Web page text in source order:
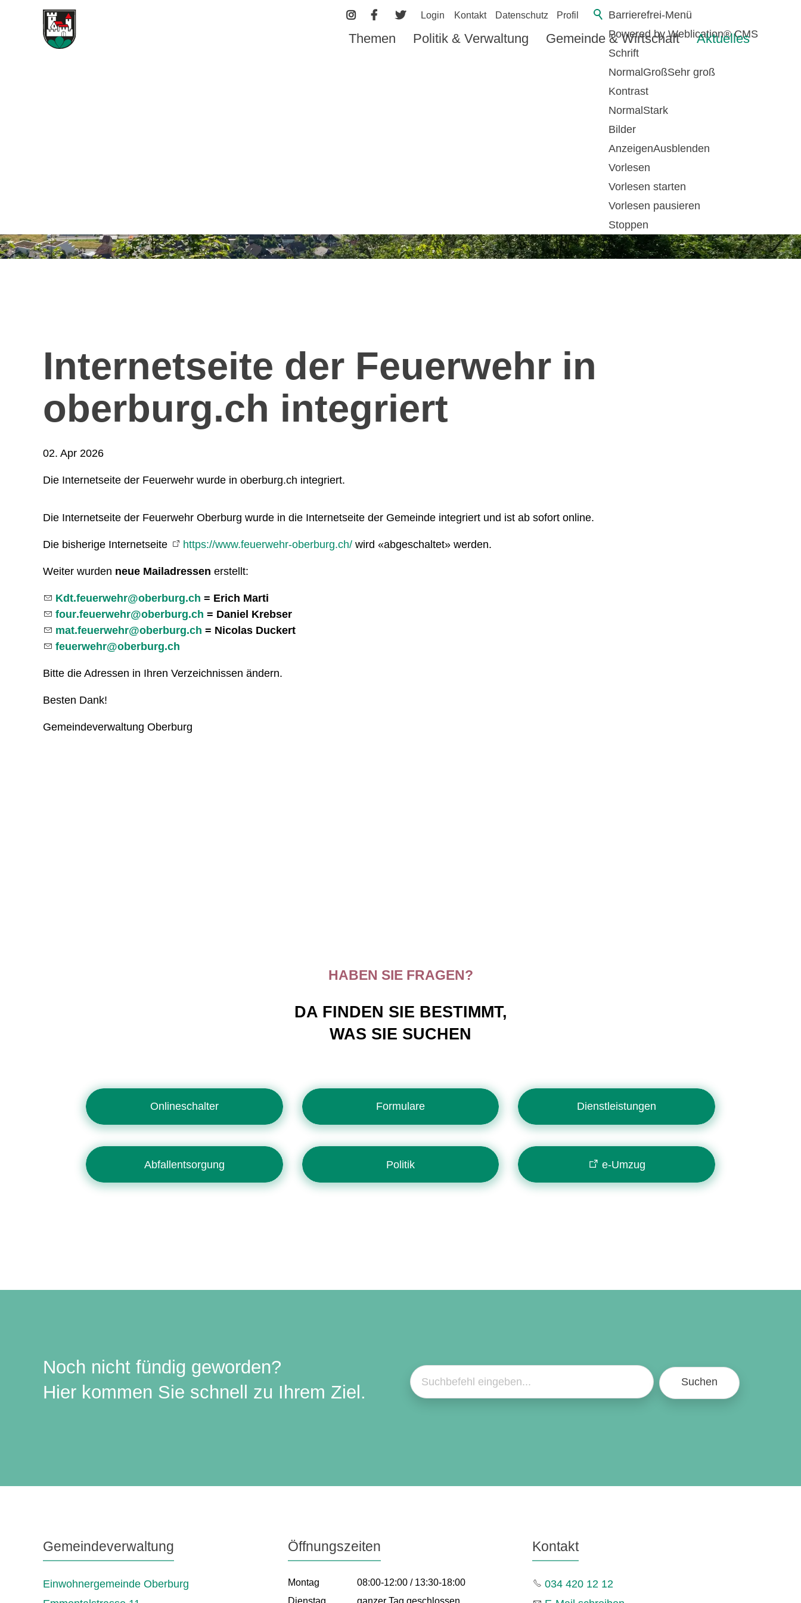
Barrierefrei-Menü
Powered by Weblication® CMS
Schrift
Normal GroßSehr groß
Kontrast
Normal Stark
Bilder
AnzeigenAusblenden
Vorlesen
Vorlesen starten
Vorlesen pausieren
Stoppen
Kontakt Datenschutz Profil
Login
Themen Politik & Verwaltung Gemeinde & Wirtschaft Aktuelles
Internetseite der Feuerwehr in
oberburg.ch integriert
02. Apr 2026
Die Internetseite der Feuerwehr wurde in oberburg.ch integriert.
Die Internetseite der Feuerwehr Oberburg wurde in die Internetseite der Gemeinde integriert und ist ab sofort online.
Die bisherige Internetseite https://www.feuerwehr-oberburg.ch/ wird «abgeschaltet» werden.
Weiter wurden neue Mailadressen erstellt:
Kdt f rw hr b rb rg ch = Erich Marti
f
r f rw hr b rb rg ch = Daniel Krebser
m t f rw hr b rb rg ch = Nicolas Duckert
f
rw hr b rb rg ch
Bitte die Adressen in Ihren Verzeichnissen ändern.
Besten Dank!
Gemeindeverwaltung Oberburg
HABEN SIE FRAGEN?
DA FINDEN SIE BESTIMMT,
WAS SIE SUCHEN
Onlineschalter Formulare Dienstleistungen
Abfallentsorgung Politik e-Umzug
Noch nicht fündig geworden?
Hier kommen Sie schnell zu Ihrem Ziel.
Suchen
Gemeindeverwaltung
Einwohnergemeinde Oberburg
Öffnungszeiten
Montag
08:00-12:00 / 13:30-18:00
Dienstag
ganzer Tag geschlossen
Kontakt
034 420 12 12